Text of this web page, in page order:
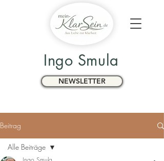
Ingo Smula
NEWSLETTER
Beitrag
Alle Beiträge